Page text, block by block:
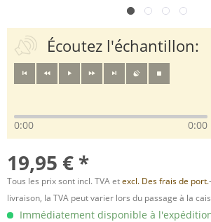
Écoutez l'échantillon:
0:00 0:00
19,95 € *
Tous les prix sont incl. TVA etexcl. Des frais de port.
livraison, la TVA peut varier lors du passage à la
Immédiatement disponible à